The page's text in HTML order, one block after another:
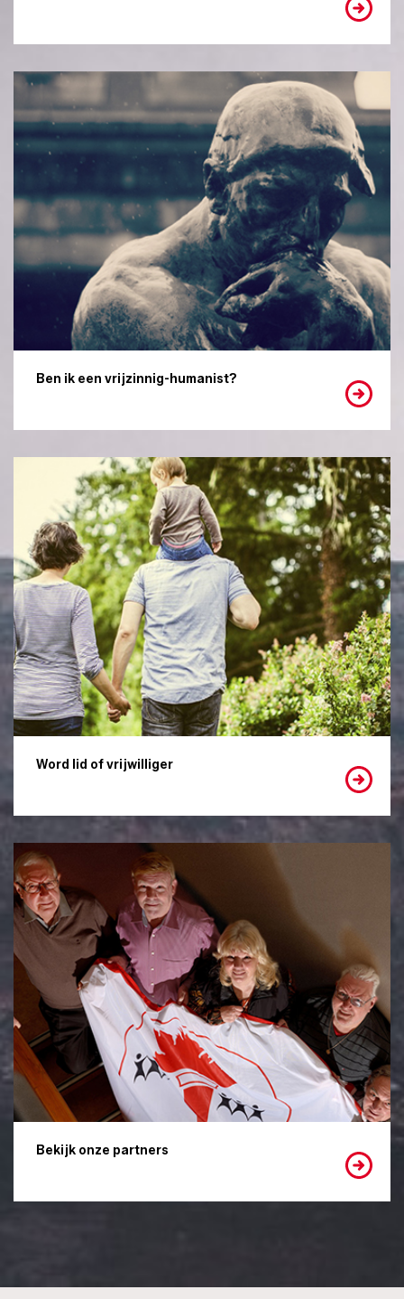
Ben ik een vrijzinnig-humanist?
Word lid of vrijwilliger
Bekijk onze partners